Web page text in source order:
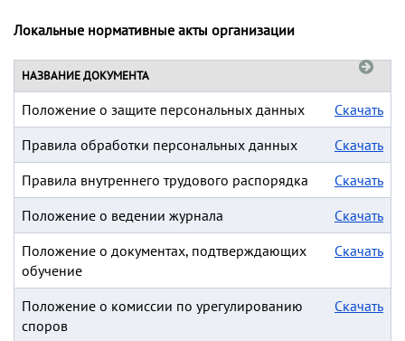
Локальные нормативные акты организации
НАЗВАНИЕ ДОКУМЕНТА
Скачать
Положение о защите персональных данных
Скачать
Правила обработки персональных данных
Скачать
Правила внутреннего трудового распорядка
Скачать
Положение о ведении журнала
Скачать
Положение о документах, подтверждающих
обучение
Скачать
Положение о комиссии по урегулированию
споров